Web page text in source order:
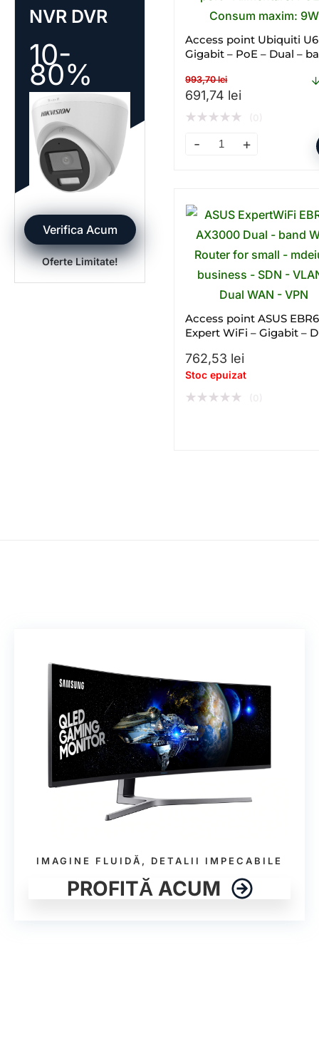
NVR DVR
10-
80%
Verifica Acum
Oferte Limitate!
Access point Ubiquiti
Gigabit – PoE – Dual –
993,70lei
Prețul inițial a fost:
691,74 leiPrețul curent
★★★★★
Access point Ubiquiti
Access point ASUS
Expert WiFi – Gigabit –
762,53 lei
Stoc epuizat
★★★★★
IMAGINE FLUIDĂ, DETALII IMPECABILE
PROFITĂ ACUM